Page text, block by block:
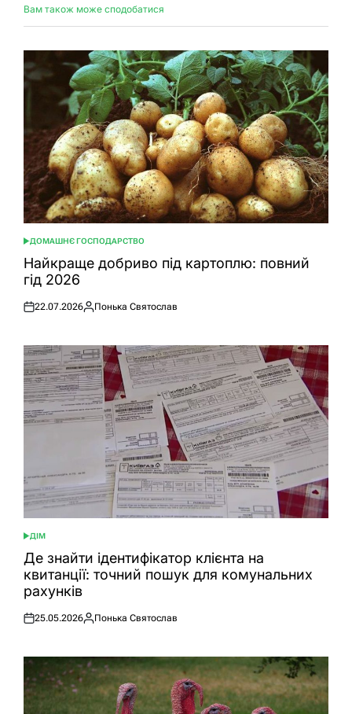
Вам також може сподобатися
ОПУБЛІКУВАТИ
У
ДОМАШНЄ ГОСПОДАРСТВО
Найкраще добриво під картоплю: повний
гід 2026
Оприлюднено
22.07.2026
Опубліковано
Понька Святослав
ОПУБЛІКУВАТИ
У
ДІМ
Де знайти ідентифікатор клієнта на
квитанції: точний пошук для комунальних
рахунків
Оприлюднено
25.05.2026
Опубліковано
Понька Святослав